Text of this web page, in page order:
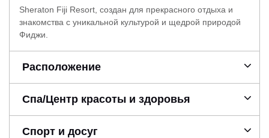
Sheraton Fiji Resort, создан для прекрасного отдыха и
знакомства с уникальной культурой и щедрой природой
Фиджи.
Расположение
Спа/Центр красоты и здоровья
Спорт и досуг